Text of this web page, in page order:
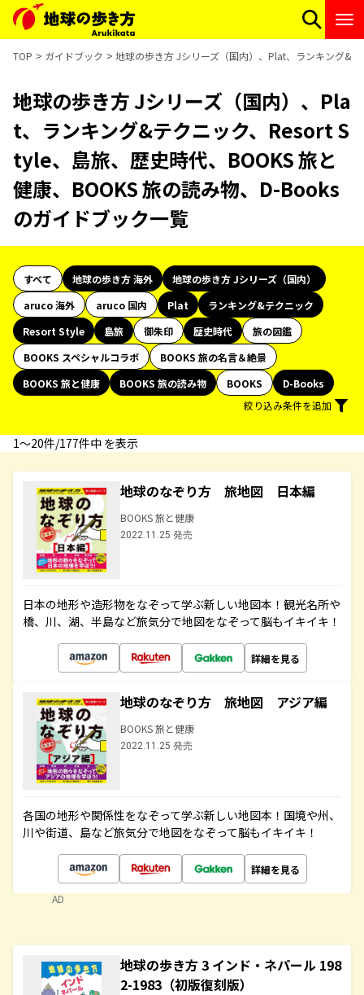
TOP ガイドブック 地球の歩き方 Jシリーズ（国内）、Plat、ランキング&
地球の歩き方 Jシリーズ（国内）、Pla
t、ランキング&テクニック、Resort S
tyle、島旅、歴史時代、BOOKS 旅と
健康、BOOKS 旅の読み物、D-Books
のガイドブック一覧
すべて 地球の歩き方 海外
地球の歩き方 Jシリーズ（国内）
aruco 海外
aruco 国内 Plat
ランキング&テクニック
Resort Style
島旅 御朱印 歴史時代
旅の図鑑
BOOKS スペシャルコラボ
BOOKS 旅の名言＆絶景
BOOKS 旅と健康
BOOKS 旅の読み物 BOOKS
D-Books
絞り込み条件を追加
1〜20件/177件中 を表示
地球のなぞり方 旅地図 日本編
BOOKS 旅と健康
2022.11.25 発売
日本の地形や造形物をなぞって学ぶ新しい地図本！観光名所や
橋、川、湖、半島など旅気分で地図をなぞって脳もイキイキ！
詳細を見る
地球のなぞり方 旅地図 アジア編
BOOKS 旅と健康
2022.11.25 発売
各国の地形や関係性をなぞって学ぶ新しい地図本！国境や州、
川や街道、島など旅気分で地図をなぞって脳もイキイキ！
詳細を見る
AD
地球の歩き方 3 インド・ネパール 198
2-1983（初版復刻版）